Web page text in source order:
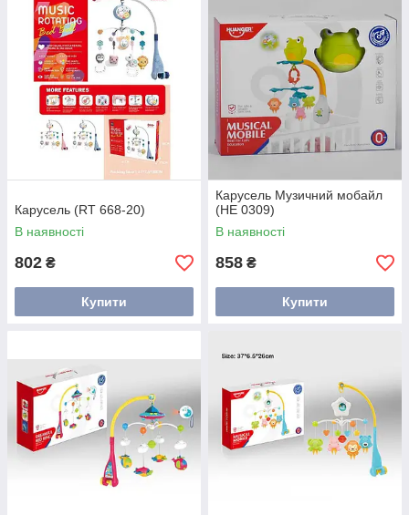
Карусель (RT 668-20)
В наявності
802 ₴
Купити
Карусель Музичний мобайл
(HE 0309)
В наявності
858 ₴
Купити